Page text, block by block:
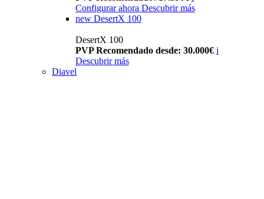
Configurar ahora Descubrir más
new DesertX 100
DesertX 100
PVP Recomendado desde: 30.000€ i
Descubrir más
Diavel